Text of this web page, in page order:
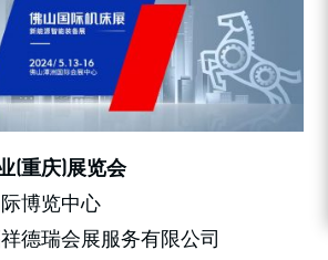
(重庆)展览会
博览中心
德瑞会展服务有限公司